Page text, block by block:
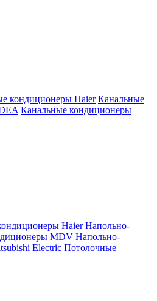
кондиционеры Haier Канальные
Канальные кондиционеры
Haier Напольно-
MDV Напольно-
Electric Потолочные